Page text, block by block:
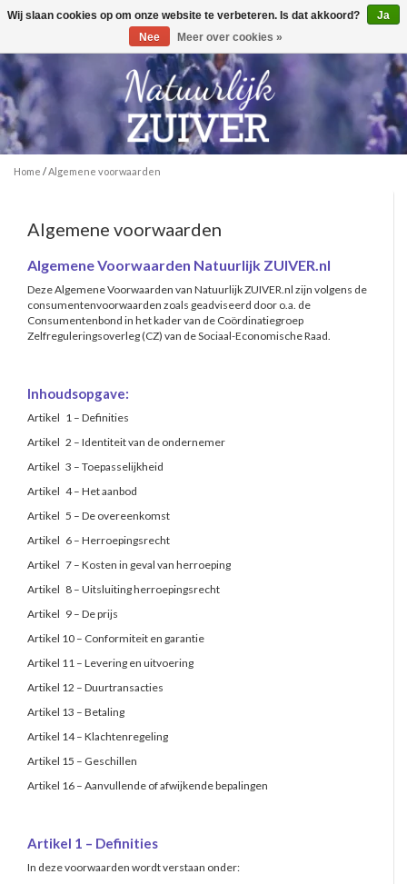
Toggle
0
Home /Algemene voorwaarden
Algemene voorwaarden
Algemene Voorwaarden Natuurlijk ZUIVER.nl
Deze Algemene Voorwaarden van Natuurlijk ZUIVER.nl zijn volgens de
consumentenvoorwaarden zoals geadviseerd door o.a. de
Consumentenbond in het kader van de Coördinatiegroep
Zelfreguleringsoverleg (CZ) van de Sociaal-Economische Raad.
Inhoudsopgave:
Artikel 1 – Definities
Artikel 2 – Identiteit van de ondernemer
Artikel 3 – Toepasselijkheid
Artikel 4 – Het aanbod
Artikel 5 – De overeenkomst
Artikel 6 – Herroepingsrecht
Artikel 7 – Kosten in geval van herroeping
Artikel 8 – Uitsluiting herroepingsrecht
Artikel 9 – De prijs
Artikel 10 – Conformiteit en garantie
Artikel 11 – Levering en uitvoering
Artikel 12 – Duurtransacties
Artikel 13 – Betaling
Artikel 14 – Klachtenregeling
Artikel 15 – Geschillen
Artikel 16 – Aanvullende of afwijkende bepalingen
Artikel 1 – Definities
In deze voorwaarden wordt verstaan onder:
Wij slaan cookies op om onze website te verbeteren. Is dat akkoord?
Ja
Nee
Meer over cookies »